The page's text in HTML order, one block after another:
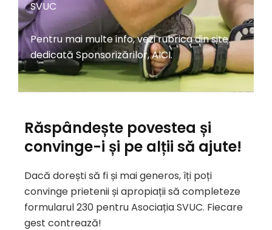
SVUC
Pentru mai multe info, vezi rubrica din site
dedicată Sponsorizărilor,AICI.
Răspândește povestea și
convinge-i și pe alții să ajute!
Dacă dorești să fi și mai generos, îți poți
convinge prietenii și apropiații să completeze
formularul 230 pentru Asociația SVUC. Fiecare
gest contrează!